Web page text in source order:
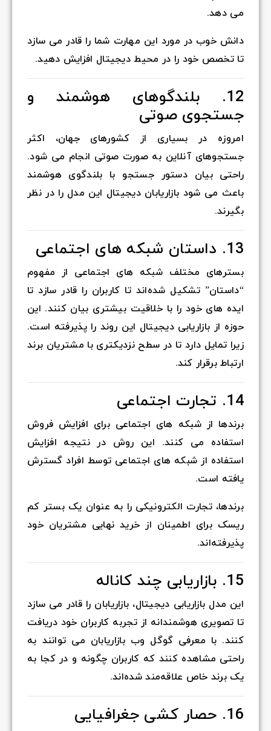
می دهد.
دانش خوب در مورد این مهارت شما را قادر می سازد
تا تخصص خود را در محیط دیجیتال افزایش دهید.
12. بلندگوهای هوشمند و
جستجوی صوتی
امروزه در بسیاری از کشورهای جهان، اکثر
جستجوهای آنلاین به صورت صوتی انجام می شود.
راحتی بیان دستور جستجو با بلندگوی هوشمند
باعث می شود بازاریابان دیجیتال این مدل را در نظر
بگیرند.
13. داستان شبکه های اجتماعی
بسترهای مختلف شبکه های اجتماعی از مفهوم
“داستان” تشکیل شده‌اند تا کاربران را قادر سازد تا
ایده های خود را با خلاقیت بیشتری بیان کنند. این
حوزه از بازاریابی دیجیتال این روند را پذیرفته است.
زیرا تمایل دارد تا در سطح نزدیکتری با مشتریان برند
ارتباط برقرار کند.
14. تجارت اجتماعی
برندها از شبکه های اجتماعی برای افزایش فروش
استفاده می کنند. این روش در نتیجه افزایش
استفاده از شبکه های اجتماعی توسط افراد گسترش
یافته است.
برندها، تجارت الکترونیکی را به عنوان یک بستر کم
ریسک برای اطمینان از خرید نهایی مشتریان خود
پذیرفته‌اند.
15. بازاریابی چند کاناله
این مدل بازاریابی دیجیتال، بازاریابان را قادر می سازد
تا تصویری هوشمندانه از تجربه کاربران خود دریافت
کنند. با معرفی گوگل وب بازاریابان می توانند به
راحتی مشاهده کنند که کاربران چگونه و در کجا به
یک برند خاص علاقه‌مند شده‌اند.
16. حصار کشی جغرافیایی